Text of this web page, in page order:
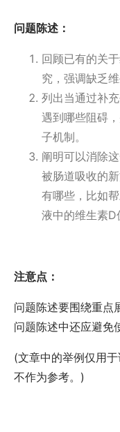
问题陈述：
回顾已有的关
究，强调缺乏
列出当通过补
遇到哪些阻碍
子机制。
阐明可以消除
被肠道吸收的
有哪些，比如
液中的维生素D
注意点：
问题陈述要围绕重点
问题陈述中还应避免
(文章中的举例仅用
不作为参考。 )